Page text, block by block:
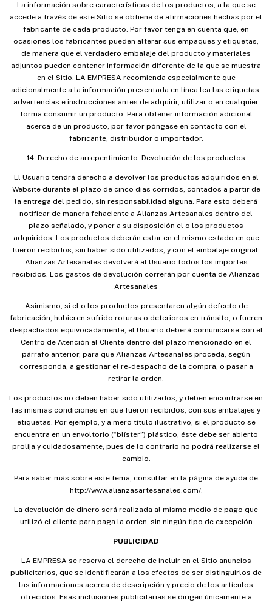
La información sobre características de los productos, a la que se
accede a través de este Sitio se obtiene de afirmaciones hechas por el
fabricante de cada producto. Por favor tenga en cuenta que, en
ocasiones los fabricantes pueden alterar sus empaques y etiquetas,
de manera que el verdadero embalaje del producto y materiales
adjuntos pueden contener información diferente de la que se muestra
en el Sitio. LA EMPRESA recomienda especialmente que
adicionalmente a la información presentada en línea lea las etiquetas,
advertencias e instrucciones antes de adquirir, utilizar o en cualquier
forma consumir un producto. Para obtener información adicional
acerca de un producto, por favor póngase en contacto con el
fabricante, distribuidor o importador.
14. Derecho de arrepentimiento. Devolución de los productos
El Usuario tendrá derecho a devolver los productos adquiridos en el
Website durante el plazo de cinco días corridos, contados a partir de
la entrega del pedido, sin responsabilidad alguna. Para esto deberá
notificar de manera fehaciente a Alianzas Artesanales dentro del
plazo señalado, y poner a su disposición el o los productos
adquiridos. Los productos deberán estar en el mismo estado en que
fueron recibidos, sin haber sido utilizados, y con el embalaje original.
Alianzas Artesanales devolverá al Usuario todos los importes
recibidos. Los gastos de devolución correrán por cuenta de Alianzas
Artesanales
Asimismo, si el o los productos presentaren algún defecto de
fabricación, hubieren sufrido roturas o deterioros en tránsito, o fueren
despachados equivocadamente, el Usuario deberá comunicarse con el
Centro de Atención al Cliente dentro del plazo mencionado en el
párrafo anterior, para que Alianzas Artesanales proceda, según
corresponda, a gestionar el re-despacho de la compra, o pasar a
retirar la orden.
Los productos no deben haber sido utilizados, y deben encontrarse en
las mismas condiciones en que fueron recibidos, con sus embalajes y
etiquetas. Por ejemplo, y a mero título ilustrativo, si el producto se
encuentra en un envoltorio (“blíster”) plástico, éste debe ser abierto
prolija y cuidadosamente, pues de lo contrario no podrá realizarse el
cambio.
Para saber más sobre este tema, consultar en la página de ayuda de
http://www.alianzasartesanales.com/.
La devolución de dinero será realizada al mismo medio de pago que
utilizó el cliente para paga la orden, sin ningún tipo de excepción
PUBLICIDAD
LA EMPRESA se reserva el derecho de incluir en el Sitio anuncios
publicitarios, que se identificarán a los efectos de ser distinguirlos de
las informaciones acerca de descripción y precio de los artículos
ofrecidos. Esas inclusiones publicitarias se dirigen únicamente a